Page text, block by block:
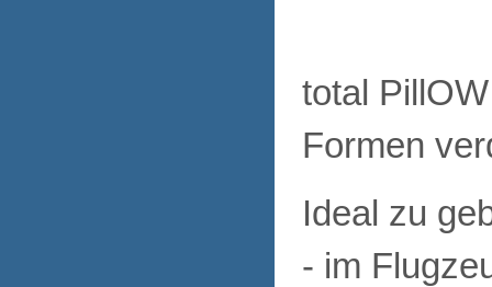
total
Formen
Ideal zu
- im